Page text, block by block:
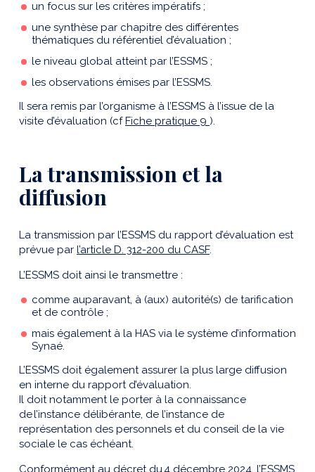
un focus sur les critères impératifs ;
une synthèse par chapitre des différentes
thématiques du référentiel d’évaluation ;
le niveau global atteint par l’ESSMS ;
les observations émises par l’ESSMS.
Il sera remis par l’organisme à l’ESSMS à l’issue de la
visite d’évaluation (cf Fiche pratique 9 ).
La transmission et la
diffusion
La transmission par l’ESSMS du rapport d’évaluation est
prévue par l’article D. 312-200 du CASF.
L’ESSMS doit ainsi le transmettre :
comme auparavant, à (aux) autorité(s) de tarification
et de contrôle ;
mais également à la HAS via le système d’information
Synaé.
L’ESSMS doit également assurer la plus large diffusion
en interne du rapport d’évaluation.
Il doit notamment le porter à la connaissance
de l’instance délibérante, de l’instance de
représentation des personnels et du conseil de la vie
sociale le cas échéant.